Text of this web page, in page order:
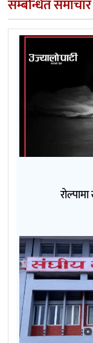
सम्बन्धित समाचार